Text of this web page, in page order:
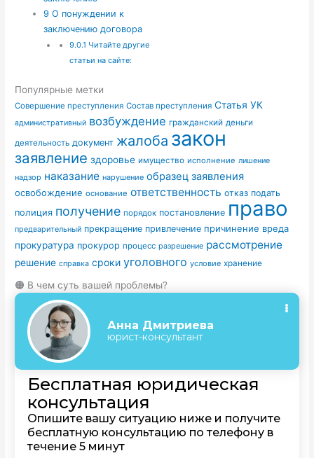
9 О понуждении к
заключению договора
9.0.1 Читайте другие
статьи на сайте:
Популярные метки
Совершение преступления Состав преступления Статья УК
административный возбуждение гражданский деньги
деятельность документ жалоба закон
заявление здоровье имущество исполнение лишение
надзор наказание нарушение образец заявления
освобождение основание ответственность отказ подать
полиция получение порядок постановление право
предварительный прекращение привлечение причинение вреда
прокуратура прокурор процесс разрешение рассмотрение
решение справка сроки уголовного условие хранение
🟠 В чем суть вашей проблемы?